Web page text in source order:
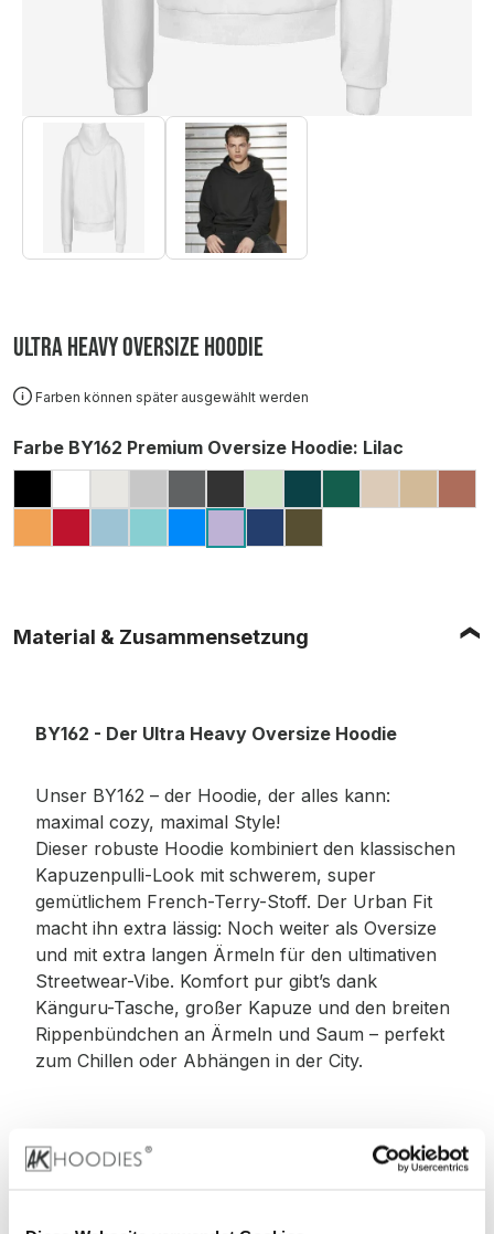
Ultra Heavy Oversize Hoodie
Farben können später ausgewählt werden
Farbe BY162 Premium Oversize Hoodie
auswählen : Lilac
Material & Zusammensetzung
BY162 - Der Ultra Heavy Oversize Hoodie
Unser BY162 – der Hoodie, der alles kann:
maximal cozy, maximal Style!
Dieser robuste Hoodie kombiniert den klassischen
Kapuzenpulli-Look mit schwerem, super
gemütlichem French-Terry-Stoff. Der Urban Fit
macht ihn extra lässig: Noch weiter als Oversize
und mit extra langen Ärmeln für den ultimativen
Streetwear-Vibe. Komfort pur gibt’s dank
Känguru-Tasche, großer Kapuze und den breiten
Rippenbündchen an Ärmeln und Saum – perfekt
zum Chillen oder Abhängen in der City.